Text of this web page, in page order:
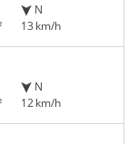
N
13 km/h
N
12 km/h